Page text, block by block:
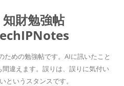
財勉強帖
ための勉強帖です。AIに訊いたこと
違えます。誤りは、誤りに気付い
というスタンスです。